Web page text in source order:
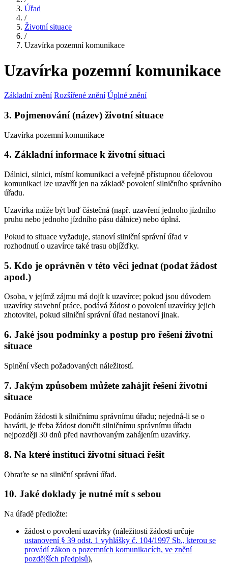
Úřad
/
Životní situace
/
Uzavírka pozemní komunikace
Uzavírka pozemní komunikace
Základní znění Rozšířené znění Úplné znění
3. Pojmenování (název) životní situace
Uzavírka pozemní komunikace
4. Základní informace k životní situaci
Dálnici, silnici, místní komunikaci a veřejně přístupnou účelovou
komunikaci lze uzavřít jen na základě povolení silničního správního
úřadu.
Uzavírka může být buď částečná (např. uzavření jednoho jízdního
pruhu nebo jednoho jízdního pásu dálnice) nebo úplná.
Pokud to situace vyžaduje, stanoví silniční správní úřad v
rozhodnutí o uzavírce také trasu objížďky.
5. Kdo je oprávněn v této věci jednat (podat žádost
apod.)
Osoba, v jejímž zájmu má dojít k uzavírce; pokud jsou důvodem
uzavírky stavební práce, podává žádost o povolení uzavírky jejich
zhotovitel, pokud silniční správní úřad nestanoví jinak.
6. Jaké jsou podmínky a postup pro řešení životní
situace
Splnění všech požadovaných náležitostí.
7. Jakým způsobem můžete zahájit řešení životní
situace
Podáním žádosti k silničnímu správnímu úřadu; nejedná-li se o
havárii, je třeba žádost doručit silničnímu správnímu úřadu
nejpozději 30 dnů před navrhovaným zahájením uzavírky.
8. Na které instituci životní situaci řešit
Obraťte se na silniční správní úřad.
10. Jaké doklady je nutné mít s sebou
Na úřadě předložte:
žádost o povolení uzavírky (náležitosti žádosti určuje
ustanovení § 39 odst. 1 vyhlášky č. 104/1997 Sb., kterou se
provádí zákon o pozemních komunikacích, ve znění
pozdějších předpisů),